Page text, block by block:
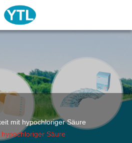
mit hypochloriger Säure
Säure